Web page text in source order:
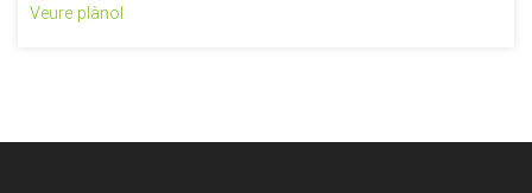
Veure plànol